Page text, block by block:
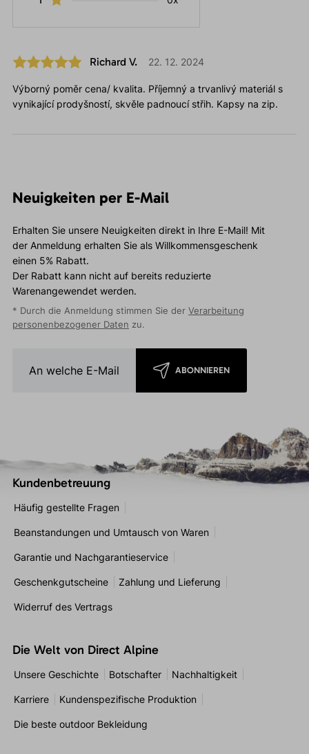
Richard V. 22. 12. 2024
Výborný poměr cena/ kvalita. Příjemný a trvanlivý materiál s
vynikající prodyšností, skvěle padnoucí střih. Kapsy na zip.
Neuigkeiten per E-Mail
Erhalten Sie unsere Neuigkeiten direkt in Ihre E-Mail! Mit
der Anmeldung erhalten Sie als Willkommensgeschenk
einen 5% Rabatt.
Der Rabatt kann nicht auf bereits reduzierte
Warenangewendet werden.
* Durch die Anmeldung stimmen Sie der Verarbeitung
personenbezogener Daten zu.
ABONNIEREN
Kundenbetreuung
Häufig gestellte Fragen
Beanstandungen und Umtausch von Waren
Garantie und Nachgarantieservice
Geschenkgutscheine Zahlung und Lieferung
Widerruf des Vertrags
Die Welt von Direct Alpine
Unsere Geschichte Botschafter Nachhaltigkeit
Karriere Kundenspezifische Produktion
Die beste outdoor Bekleidung